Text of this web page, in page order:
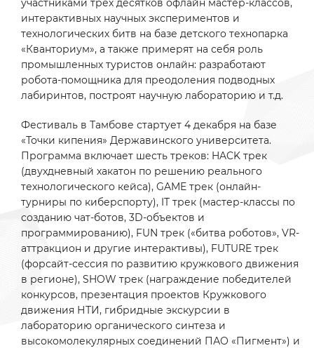
интерактивных научных экспериментов и
технологических битв на базе детского технопарка
«Кванториум», а также примерят на себя роль
промышленных туристов онлайн: разработают
робота-помощника для преодоления подводных
лабиринтов, построят научную лабораторию и т.д.
Фестиваль в Тамбове стартует 4 декабря на базе
«Точки кипения» Державинского университета.
Программа включает шесть треков: HACK трек
(двухдневный хакатон по решению реального
технологического кейса), GAME трек (онлайн-
турниры по киберспорту), IT трек (мастер-классы по
созданию чат-ботов, 3D-объектов и
программированию), FUN трек («битва роботов», VR-
аттракцион и другие интерактивы), FUTURE трек
(форсайт-сессия по развитию кружкового движения
в регионе), SHOW трек (награждение победителей
конкурсов, презентация проектов Кружкового
движения НТИ, гибридные экскурсии в
лабораторию органического синтеза и
высокомолекулярных соединений ПАО «Пигмент») и